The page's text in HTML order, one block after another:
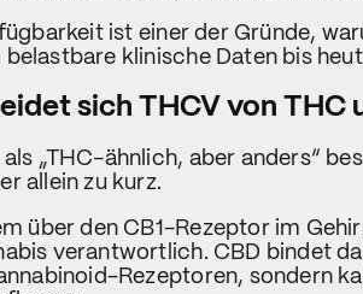
ist einer der Gründe,
klinische Daten bis
sich THCV von THC
„THC-ähnlich, aber anders“
allein zu kurz.
über den CB1-Rezeptor im
verantwortlich. CBD bindet
Rezeptoren, sondern